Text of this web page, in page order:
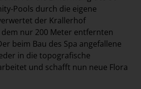
Pools durch die eigene
der Krallerhof
nur 200 Meter entfernten
beim Bau des Spa angefallene
in die topografische
und schafft nun neue Flora